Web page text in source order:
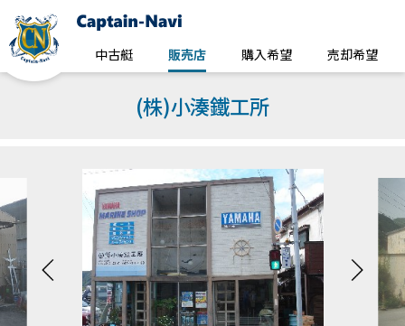
中古艇 販売店 購入希望 売却希望
(株)小湊鐵工所